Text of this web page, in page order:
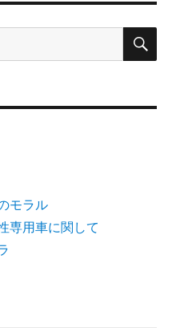
ス
に
検
モラル
専用車に関して